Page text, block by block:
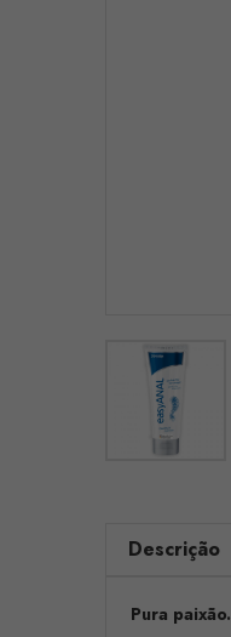
Descrição
Pura paixão.